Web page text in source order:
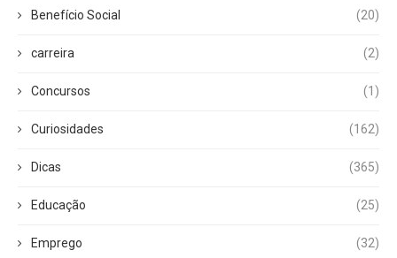
Benefício Social (20)
carreira (2)
Concursos (1)
Curiosidades (162)
Dicas (365)
Educação (25)
Emprego (32)